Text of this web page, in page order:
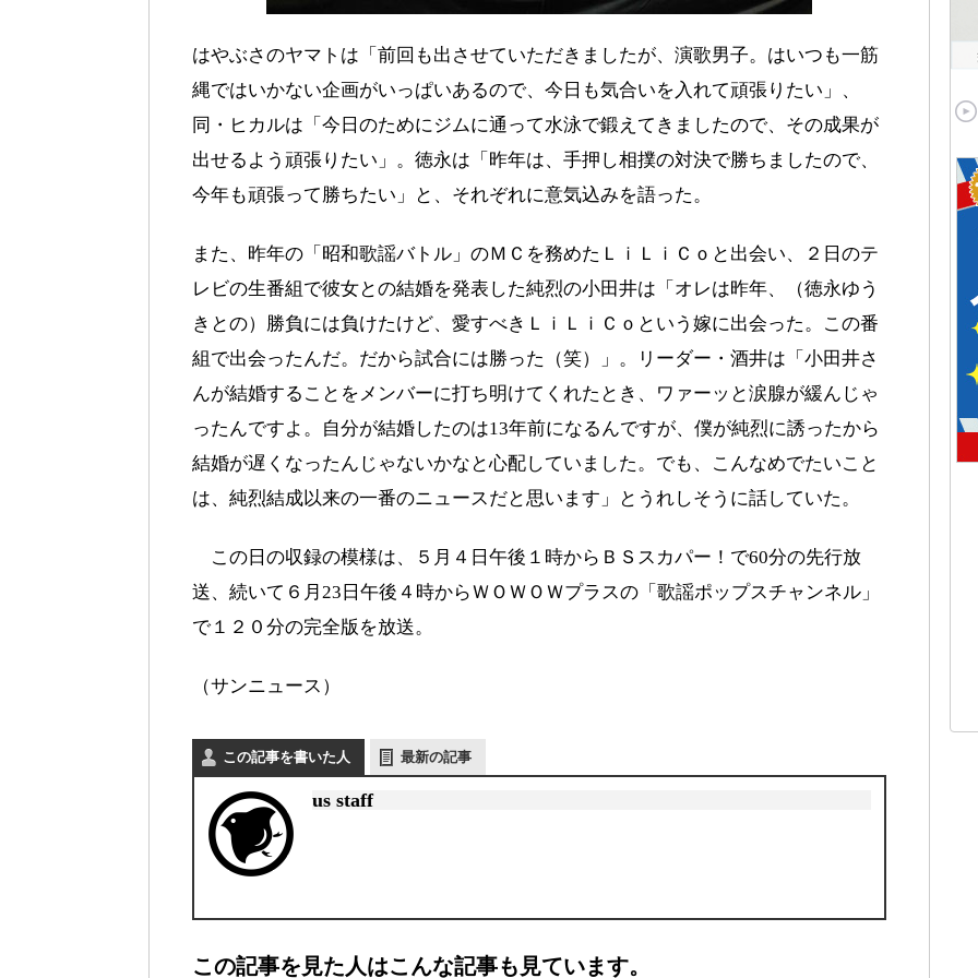
はやぶさのヤマトは「前回も出させていただきましたが、演歌男子。はいつも一筋
縄ではいかない企画がいっぱいあるので、今日も気合いを入れて頑張りたい」、
同・ヒカルは「今日のためにジムに通って水泳で鍛えてきましたので、その成果が
出せるよう頑張りたい」。徳永は「昨年は、手押し相撲の対決で勝ちましたので、
今年も頑張って勝ちたい」と、それぞれに意気込みを語った。
また、昨年の「昭和歌謡バトル」のＭＣを務めたＬｉＬｉＣｏと出会い、２日のテ
レビの生番組で彼女との結婚を発表した純烈の小田井は「オレは昨年、（徳永ゆう
きとの）勝負には負けたけど、愛すべきＬｉＬｉＣｏという嫁に出会った。この番
組で出会ったんだ。だから試合には勝った（笑）」。リーダー・酒井は「小田井さ
んが結婚することをメンバーに打ち明けてくれたとき、ワァーッと涙腺が緩んじゃ
ったんですよ。自分が結婚したのは13年前になるんですが、僕が純烈に誘ったから
結婚が遅くなったんじゃないかなと心配していました。でも、こんなめでたいこと
は、純烈結成以来の一番のニュースだと思います」とうれしそうに話していた。
この日の収録の模様は、５月４日午後１時からＢＳスカパー！で60分の先行放
送、続いて６月23日午後４時からＷＯＷＯＷプラスの「歌謡ポップスチャンネル」
で１２０分の完全版を放送。
（サンニュース）
この記事を書いた人 最新の記事
us staff
この記事を見た人はこんな記事も見ています。